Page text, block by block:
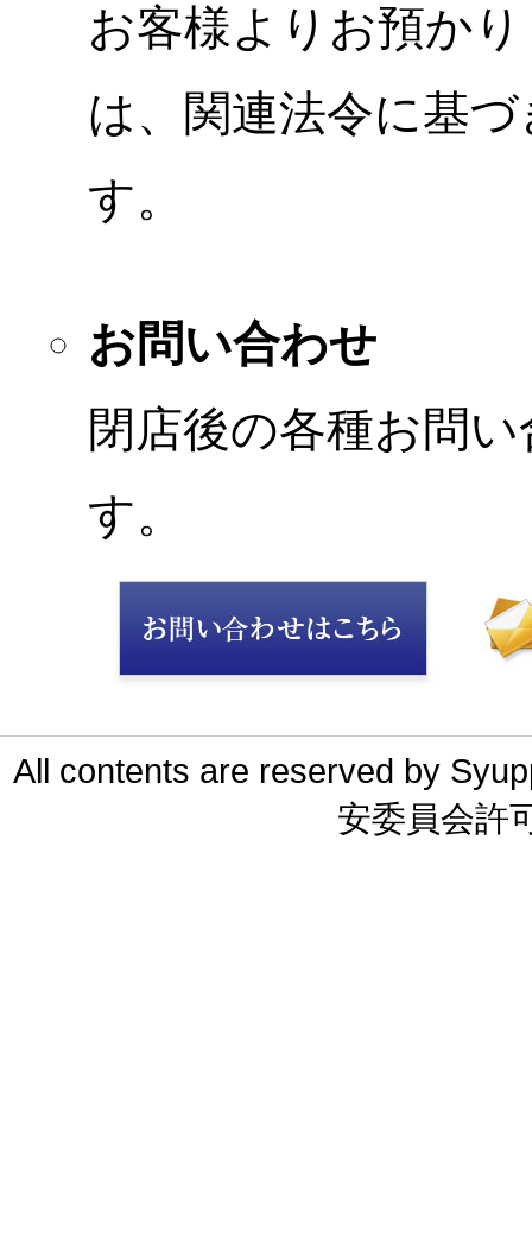
お客様よりお預か
は、関連法令に基
す。
お問い合わせ
閉店後の各種お問
す。
All contents are reserved by
安委員会許